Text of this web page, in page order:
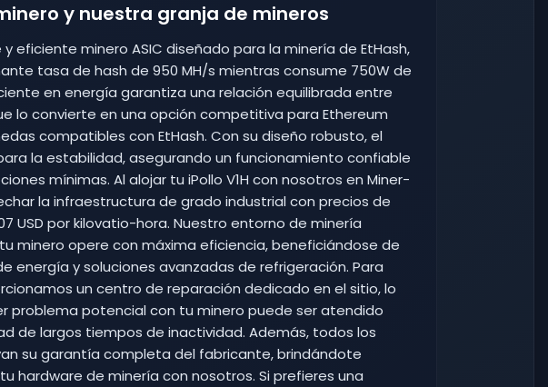
y nuestra granja de mineros
y eficiente minero ASIC diseñado para la minería de EtHash,
tasa de hash de 950 MH/s mientras consume 750W de
en energía garantiza una relación equilibrada entre
lo convierte en una opción competitiva para Ethereum
compatibles con EtHash. Con su diseño robusto, el
la estabilidad, asegurando un funcionamiento confiable
mínimas. Al alojar tu iPollo V1H con nosotros en Miner-
la infraestructura de grado industrial con precios de
USD por kilovatio-hora. Nuestro entorno de minería
minero opere con máxima eficiencia, beneficiándose de
energía y soluciones avanzadas de refrigeración. Para
un centro de reparación dedicado en el sitio, lo
problema potencial con tu minero puede ser atendido
de largos tiempos de inactividad. Además, todos los
su garantía completa del fabricante, brindándote
hardware de minería con nosotros. Si prefieres una